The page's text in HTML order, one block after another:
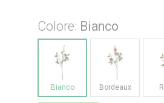
Colore: Bianco
Bianco Bordeaux